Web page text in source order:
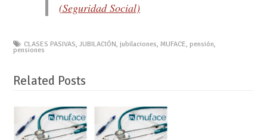
(Seguridad Social)
CLASES PASIVAS, JUBILACIÓN, jubilaciones, MUFACE, pensión,
pensiones
Related Posts